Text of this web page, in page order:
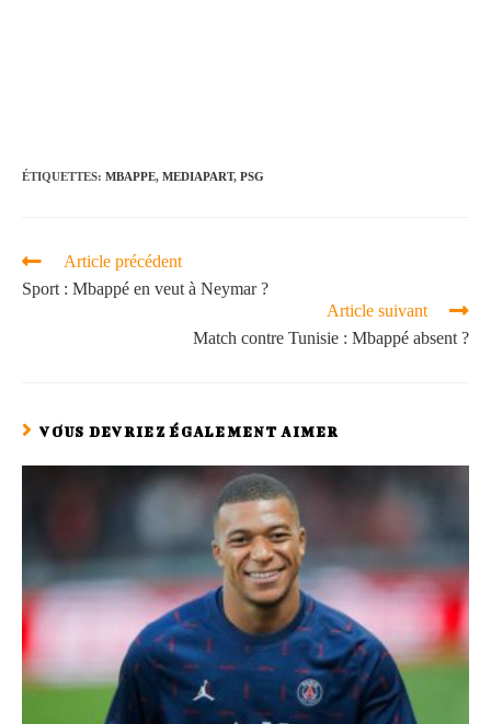
ÉTIQUETTES: MBAPPE, MEDIAPART, PSG
Article précédent
Sport : Mbappé en veut à Neymar ?
Article suivant
Match contre Tunisie : Mbappé absent ?
VOUS DEVRIEZ ÉGALEMENT AIMER